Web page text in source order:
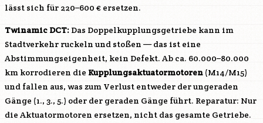
lässt sich für 220–600 € ersetzen.
Twinamic DCT: Das Doppelkupplungsgetriebe kann im
Stadtverkehr ruckeln und stoßen — das ist eine
Abstimmungseigenheit, kein Defekt. Ab ca. 60.000–80.000
km korrodieren die Kupplungsaktuatormotoren (M14/M15)
und fallen aus, was zum Verlust entweder der ungeraden
Gänge (1., 3., 5.) oder der geraden Gänge führt. Reparatur: Nur
die Aktuatormotoren ersetzen, nicht das gesamte Getriebe.